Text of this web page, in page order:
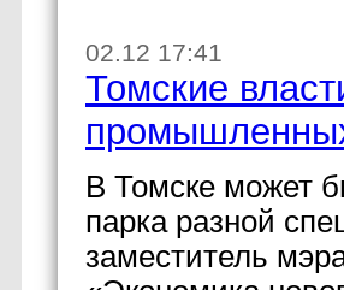
02.12 17:41
Томские
В Томске может
парка разной
заместитель